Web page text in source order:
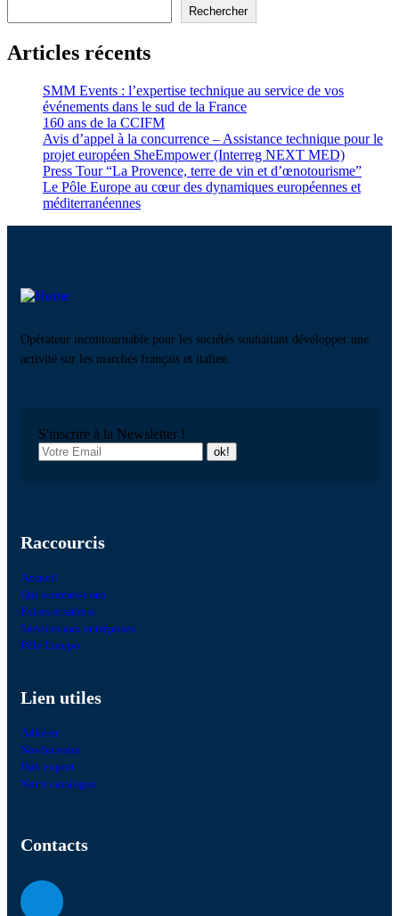
Rechercher
Articles récents
SMM Events : l’expertise technique au service de vos
événements dans le sud de la France
160 ans de la CCIFM
Avis d’appel à la concurrence – Assistance technique pour le
projet européen SheEmpower (Interreg NEXT MED)
Press Tour “La Provence, terre de vin et d’œnotourisme”
Le Pôle Europe au cœur des dynamiques européennes et
méditerranéennes
Opérateur incontournable pour les sociétés souhaitant développer une
activité sur les marchés français et italien.
S'inscrire à la Newsletter !
Raccourcis
Accueil
Qui sommes-nous
Foires et salons
Services aux entreprises
Pôle Europe
Lien utiles
Adhérer
Nos bureaux
Hub export
Notre catalogue
Contacts